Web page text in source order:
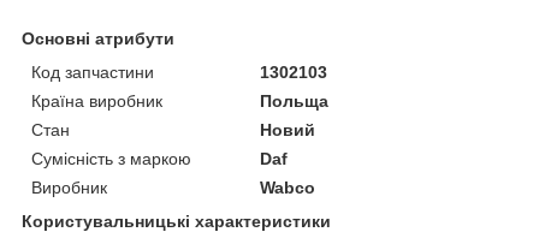
Основні атрибути
Код запчастини
1302103
Країна виробник
Польща
Стан
Новий
Сумісність з маркою
Daf
Виробник
Wabco
Користувальницькі характеристики